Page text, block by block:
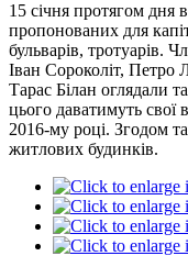
15 січня протягом дня
пропонованих для
бульварів, тротуарів.
Іван Сороколіт, Петро
Тарас Білан оглядали
цього даватимуть
2016-му році. Згодом
житлових будинків.